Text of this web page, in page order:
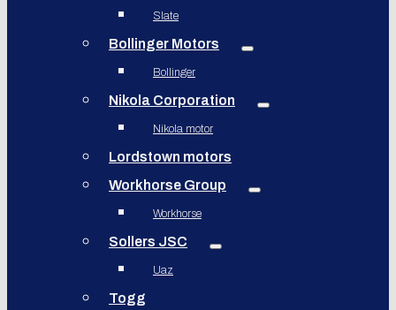
Slate
Bollinger Motors
Bollinger
Nikola Corporation
Nikola motor
Lordstown motors
Workhorse Group
Workhorse
Sollers JSC
Uaz
Togg